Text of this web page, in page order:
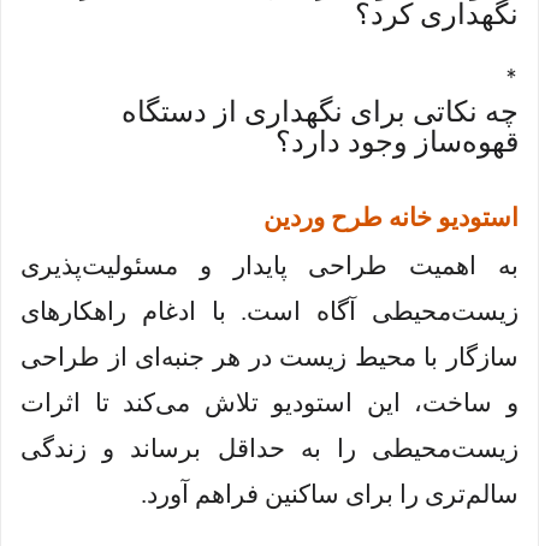
نگهداری کرد؟
*
چه نکاتی برای نگهداری از دستگاه
قهوه‌ساز وجود دارد؟
استودیو خانه طرح وردین
به اهمیت طراحی پایدار و مسئولیت‌پذیری
زیست‌محیطی آگاه است. با ادغام راهکارهای
سازگار با محیط زیست در هر جنبه‌ای از طراحی
و ساخت، این استودیو تلاش می‌کند تا اثرات
زیست‌محیطی را به حداقل برساند و زندگی
سالم‌تری را برای ساکنین فراهم آورد.